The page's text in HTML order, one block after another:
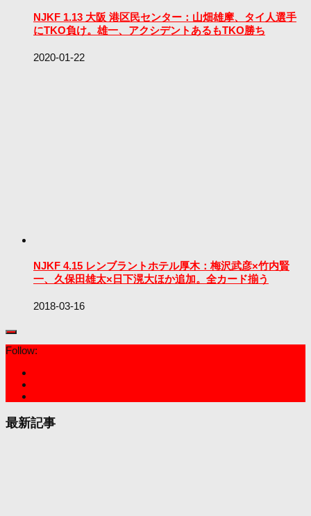
NJKF 1.13 大阪 港区民センター：山畑雄摩、タイ人選手
にTKO負け。雄一、アクシデントあるもTKO勝ち
2020-01-22
NJKF 4.15 レンブラントホテル厚木：梅沢武彦×竹内賢
一、久保田雄太×日下滉大ほか追加。全カード揃う
2018-03-16
Follow:
最新記事